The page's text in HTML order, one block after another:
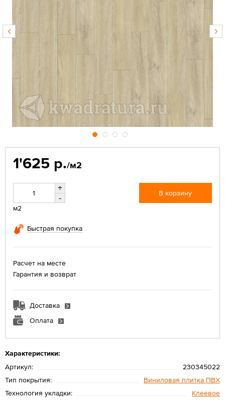
Характеристики:
Артикул:
230345022
Тип покрытия:
Виниловая плитка ПВХ
Технология укладки:
Клеевое
1'625 р./м2
+
-
м2
В корзину
Быстрая покупка
Расчет на месте
Гарантия и возврат
Доставка
Оплата